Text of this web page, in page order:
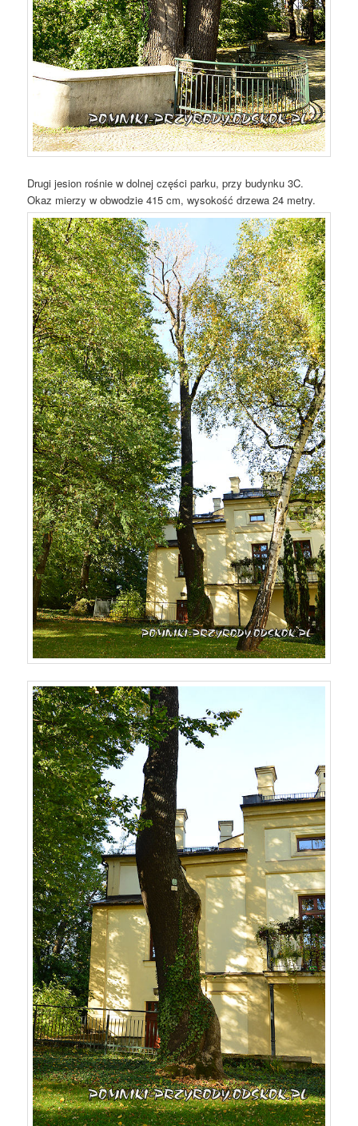
Drugi jesion rośnie w dolnej części parku, przy budynku 3C.
Okaz mierzy w obwodzie 415 cm, wysokość drzewa 24 metry.